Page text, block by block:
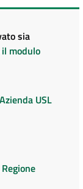
sia
modulo
USL